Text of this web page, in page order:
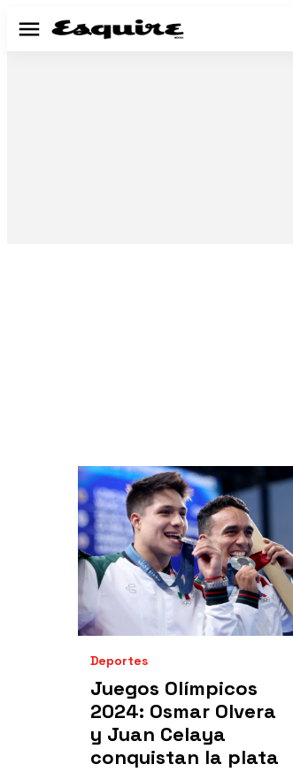
Menú
Deportes
Juegos Olímpicos
2024: Osmar Olvera
y Juan Celaya
conquistan la plata